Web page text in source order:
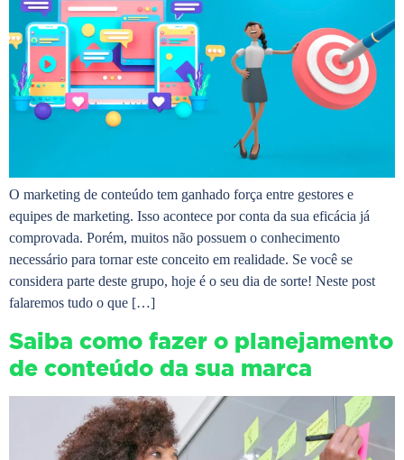
O marketing de conteúdo tem ganhado força entre gestores e
equipes de marketing. Isso acontece por conta da sua eficácia já
comprovada. Porém, muitos não possuem o conhecimento
necessário para tornar este conceito em realidade. Se você se
considera parte deste grupo, hoje é o seu dia de sorte! Neste post
falaremos tudo o que […]
Saiba como fazer o planejamento
de conteúdo da sua marca